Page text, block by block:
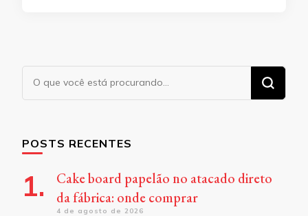
Procurando
algo?
POSTS RECENTES
Cake board papelão no atacado direto
da fábrica: onde comprar
4 de agosto de 2026